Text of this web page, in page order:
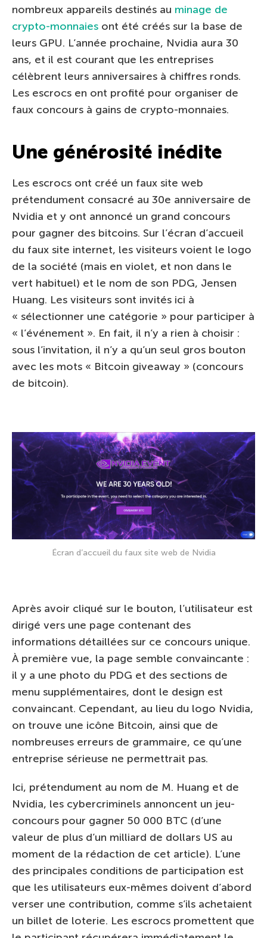
nombreux appareils destinés au minage de
crypto-monnaies ont été créés sur la base de
leurs GPU. L’année prochaine, Nvidia aura 30
ans, et il est courant que les entreprises
célèbrent leurs anniversaires à chiffres ronds.
Les escrocs en ont profité pour organiser de
faux concours à gains de crypto-monnaies.
Une générosité inédite
Les escrocs ont créé un faux site web
prétendument consacré au 30e anniversaire de
Nvidia et y ont annoncé un grand concours
pour gagner des bitcoins. Sur l’écran d’accueil
du faux site internet, les visiteurs voient le logo
de la société (mais en violet, et non dans le
vert habituel) et le nom de son PDG, Jensen
Huang. Les visiteurs sont invités ici à
« sélectionner une catégorie » pour participer à
« l’événement ». En fait, il n’y a rien à choisir :
sous l’invitation, il n’y a qu’un seul gros bouton
avec les mots « Bitcoin giveaway » (concours
de bitcoin).
Écran d’accueil du faux site web de Nvidia
Après avoir cliqué sur le bouton, l’utilisateur est
dirigé vers une page contenant des
informations détaillées sur ce concours unique.
À première vue, la page semble convaincante :
il y a une photo du PDG et des sections de
menu supplémentaires, dont le design est
convaincant. Cependant, au lieu du logo Nvidia,
on trouve une icône Bitcoin, ainsi que de
nombreuses erreurs de grammaire, ce qu’une
entreprise sérieuse ne permettrait pas.
Ici, prétendument au nom de M. Huang et de
Nvidia, les cybercriminels annoncent un jeu-
concours pour gagner 50 000 BTC (d’une
valeur de plus d’un milliard de dollars US au
moment de la rédaction de cet article). L’une
des principales conditions de participation est
que les utilisateurs eux-mêmes doivent d’abord
verser une contribution, comme s’ils achetaient
un billet de loterie. Les escrocs promettent que